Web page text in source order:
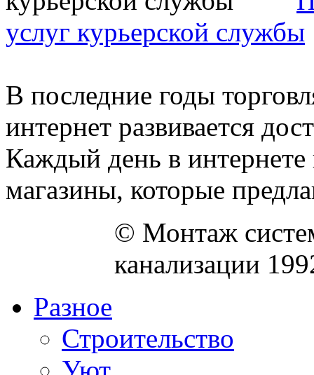
услуг курьерской службы
В последние годы
интернет развивается
Каждый день в
магазины, которые
© Монтаж
канализации
Разное
Строительство